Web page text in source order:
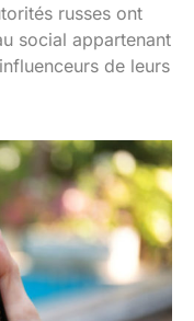
russes ont
social appartenant
de leurs